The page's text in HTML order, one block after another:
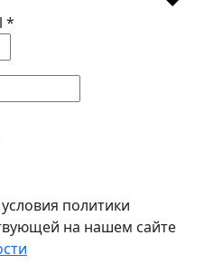
*
политики
на нашем сайте